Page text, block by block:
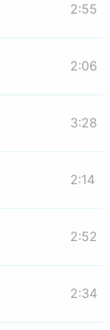
2:55
2:06
3:28
2:14
2:52
2:34